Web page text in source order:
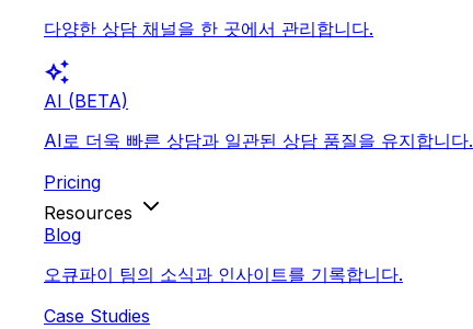
다양한 상담 채널을 한 곳에서 관리합니다.
auto_awesome
AI (BETA)
AI로 더욱 빠른 상담과 일관된 상담 품질을 유지합니다.
Pricing
Resources
Blog
오큐파이 팀의 소식과 인사이트를 기록합니다.
Case Studies